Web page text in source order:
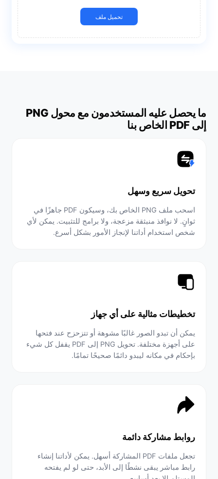
تحميل ملف
ما يحصل عليه المستخدمون مع محول PNG
إلى PDF الخاص بنا
تحويل سريع وسهل
اسحب ملف PNG الخاص بك، وسيكون PDF جاهزًا في
ثوانٍ. لا نوافذ منبثقة مزعجة، ولا برامج للتثبيت. يمكن لأي
شخص استخدام أداتنا لإنجاز الأمور بشكل أسرع.
تخطيطات مثالية على أي جهاز
يمكن أن تبدو الصور غالبًا مشوهة أو تتزحزح عند فتحها
على أجهزة مختلفة. تحويل PNG إلى PDF يقفل كل شيء
بإحكام في مكانه ليبدو دائمًا صحيحًا تمامًا.
روابط مشاركة دائمة
تجعل ملفات PDF المشاركة أسهل. يمكن لأداتنا إنشاء
رابط مباشر يبقى نشطًا إلى الأبد، حتى لو لم يفتحه